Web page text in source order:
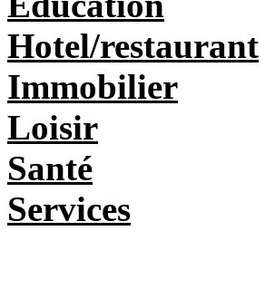
Hotel/restaurant
Immobilier
Loisir
Santé
Services